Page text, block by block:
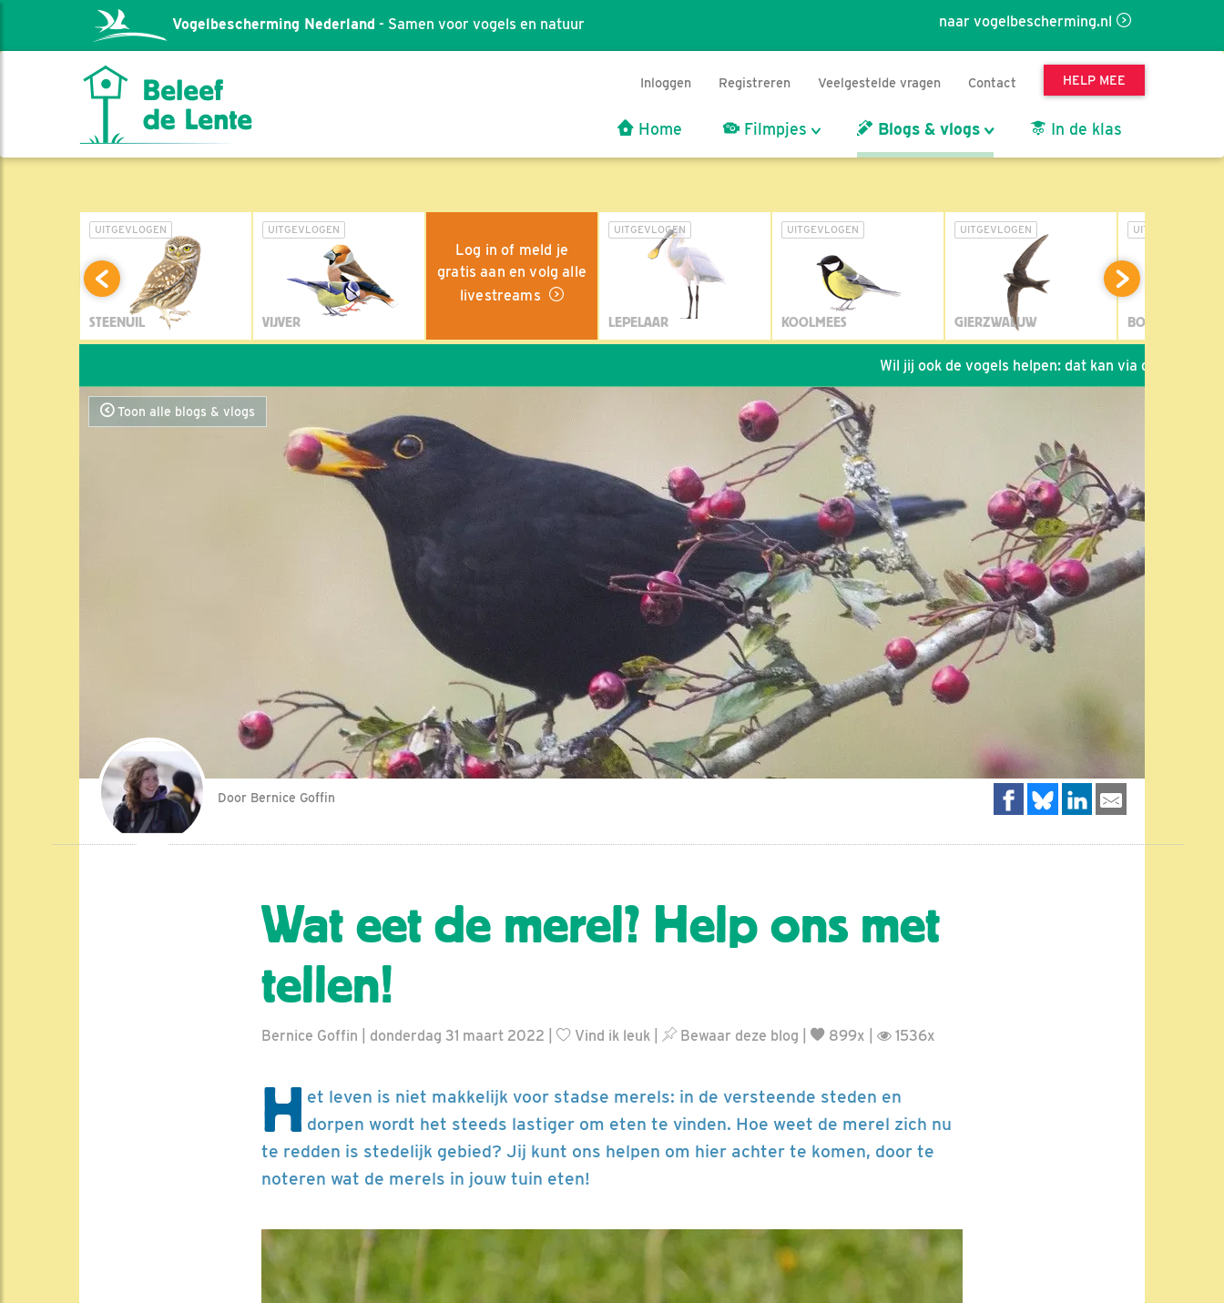
naar vogelbescherming.nl
Vogelbescherming Nederland - Samen voor vogels en natuur
Inloggen Registreren Veelgestelde vragen Contact HELP MEE
Home Filmpjes Blogs & vlogs In de klas
UITGEVLOGEN
STEENUIL
UITGEVLOGEN
VIJVER
Log in of meld je
gratis aan en volg alle
livestreams
UITGEVLOGEN
LEPELAAR
UITGEVLOGEN
KOOLMEES
UITGEVLOGEN
GIERZWALUW
UITGEVLOGEN
BOSUIL
Wil jij ook de vogels helpen: dat kan via de link! *
Toon alle blogs & vlogs
Door Bernice Goffin
Wat eet de merel? Help ons met
tellen!
Bernice Goffin | donderdag 31 maart 2022 | Vind ik leuk Bewaar deze blog 899x | 1536x
H et leven is niet makkelijk voor stadse merels: in de versteende steden en
dorpen wordt het steeds lastiger om eten te vinden. Hoe weet de merel zich nu
te redden is stedelijk gebied? Jij kunt ons helpen om hier achter te komen, door te
noteren wat de merels in jouw tuin eten!